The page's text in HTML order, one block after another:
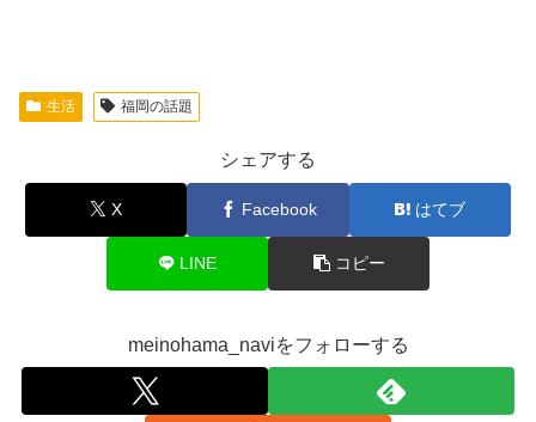
生活 福岡の話題
シェアする
X Facebook はてブ
LINE コピー
meinohama_naviをフォローする